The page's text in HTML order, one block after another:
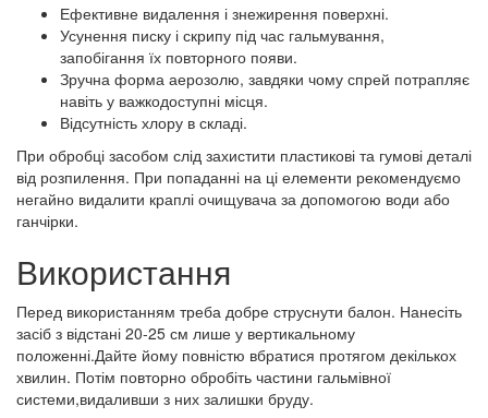
Ефективне видалення і знежирення поверхні.
Усунення писку і скрипу під час гальмування,
запобігання їх повторного появи.
Зручна форма аерозолю, завдяки чому спрей потрапляє
навіть у важкодоступні місця.
Відсутність хлору в складі.
При обробці засобом слід захистити пластикові та гумові деталі
від розпилення. При попаданні на ці елементи рекомендуємо
негайно видалити краплі очищувача за допомогою води або
ганчірки.
Використання
Перед використанням треба добре струснути балон. Нанесіть
засіб з відстані 20-25 см лише у вертикальному
положенні.Дайте йому повністю вбратися протягом декількох
хвилин. Потім повторно обробіть частини гальмівної
системи,видаливши з них залишки бруду.